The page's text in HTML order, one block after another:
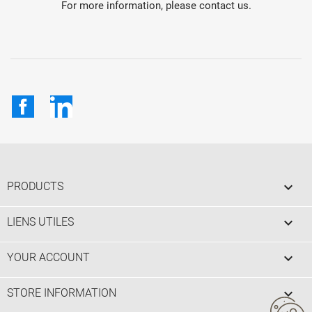
For more information, please contact us.
FacebookLinkedIn
PRODUCTS 
LIENS UTILES 
YOUR ACCOUNT 
STORE INFORMATION keyboard_arrow_down